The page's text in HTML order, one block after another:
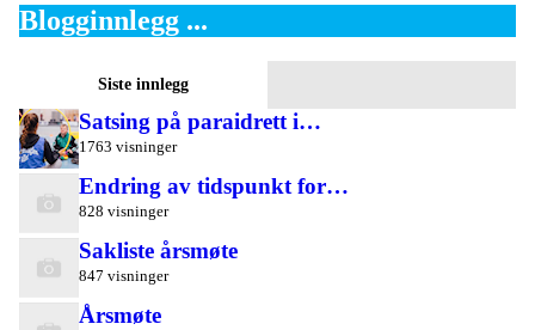
Blogginnlegg ...
Siste innlegg
Satsing på paraidrett i…
1763 visninger
Endring av tidspunkt for…
828 visninger
Sakliste årsmøte
847 visninger
Årsmøte